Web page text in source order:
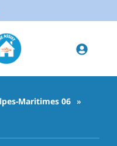
Maritimes 06 »